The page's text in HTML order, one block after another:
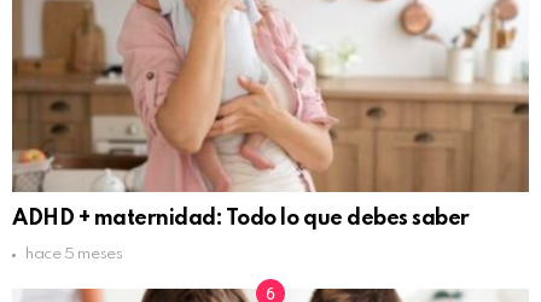
ADHD + maternidad: Todo lo que debes saber
hace 5 meses